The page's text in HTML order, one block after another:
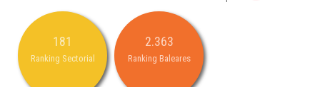
181
Ranking Sectorial
2.363
Ranking Baleares